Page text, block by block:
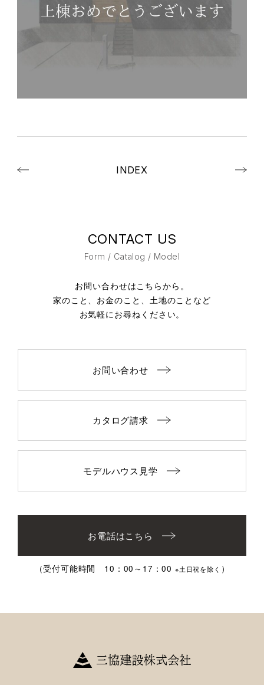
INDEX
CONTACT US
Form / Catalog / Model
お問い合わせはこちらから。
家のこと、お金のこと、土地のことなど
お気軽にお尋ねください。
お問い合わせ
カタログ請求
モデルハウス見学
お電話はこちら
（受付可能時間 10：00～17：00 ※土日祝を除く ）